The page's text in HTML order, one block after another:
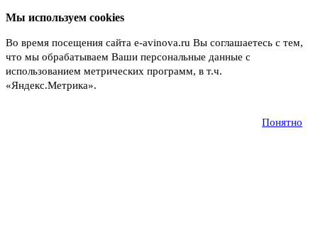
Мы используем cookies
Во время посещения сайта e-avinova.ru Вы соглашаетесь с тем,
что мы обрабатываем Ваши персональные данные с
использованием метрических программ, в т.ч.
«Яндекс.Метрика».
Понятно